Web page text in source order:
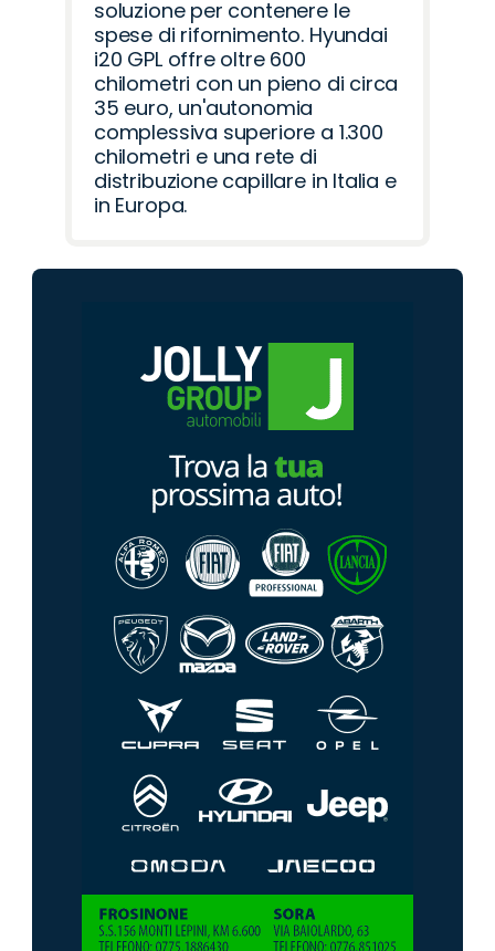
soluzione per contenere le
spese di rifornimento. Hyundai
i20 GPL offre oltre 600
chilometri con un pieno di circa
35 euro, un'autonomia
complessiva superiore a 1.300
chilometri e una rete di
distribuzione capillare in Italia e
in Europa.